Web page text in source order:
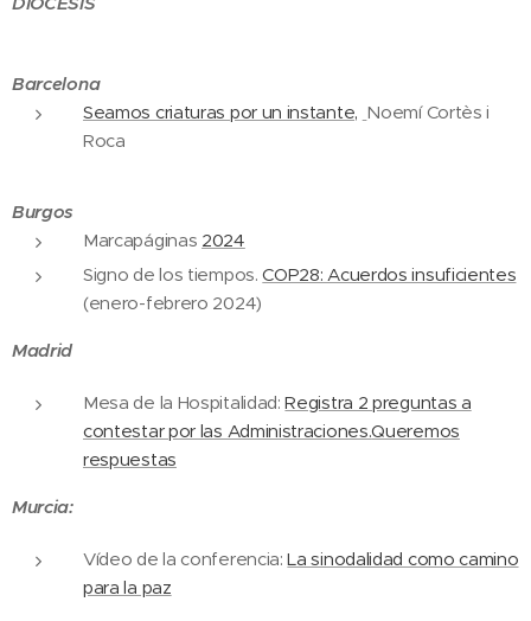
Barcelona
Seamos criaturas por un instante, Noemí Cortès i
Roca
Burgos
Marcapáginas 2024
Signo de los tiempos.COP28: Acuerdos insuficientes
(enero-febrero 2024)
Madrid
Mesa de la Hospitalidad:Registra 2 preguntas a
contestar por las Administraciones.Queremos
respuestas
Murcia:
Vídeo de la conferencia:La sinodalidad como camino
para la paz